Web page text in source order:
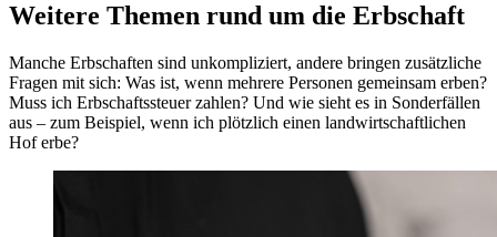
Weitere Themen rund um die Erbschaft
Manche Erbschaften sind unkompliziert, andere bringen zusätzliche
Fragen mit sich: Was ist, wenn mehrere Personen gemeinsam erben?
Muss ich Erbschaftssteuer zahlen? Und wie sieht es in Sonderfällen
aus – zum Beispiel, wenn ich plötzlich einen landwirtschaftlichen
Hof erbe?